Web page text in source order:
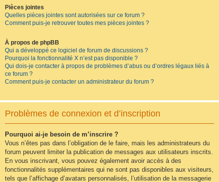
Pièces jointes
Quelles pièces jointes sont autorisées sur ce forum ?
Comment puis-je retrouver toutes mes pièces jointes ?
À propos de phpBB
Qui a développé ce logiciel de forum de discussions ?
Pourquoi la fonctionnalité X n’est pas disponible ?
Qui dois-je contacter à propos de problèmes d’abus ou d’ordres légaux liés à
ce forum ?
Comment puis-je contacter un administrateur du forum ?
Problèmes de connexion et d’inscription
Pourquoi ai-je besoin de m’inscrire ?
Vous n’êtes pas dans l’obligation de le faire, mais les administrateurs du
forum peuvent limiter la publication de messages aux utilisateurs inscrits.
En vous inscrivant, vous pouvez également avoir accès à des
fonctionnalités supplémentaires qui ne sont pas disponibles aux visiteurs,
tels que l’affichage d’avatars personnalisés, l’utilisation de la messagerie